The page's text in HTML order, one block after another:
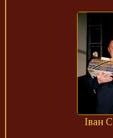
Іван